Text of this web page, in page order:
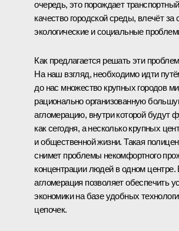
очередь, это порождает
качество городской среды, влечёт за
экологические и социальные
Как предлагается решать эти
На наш взгляд, необходимо идти
до нас множество крупных городов
рационально организованную
агломерацию, внутри которой будут
как сегодня, а несколько крупных
и общественной жизни. Такая
снимет проблемы некомфортного
концентрации людей в одном центре.
агломерация позволяет обеспечить
экономики на базе удобных
цепочек.